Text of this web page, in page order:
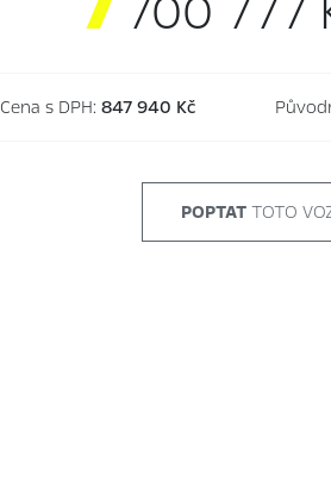
Cena s DPH: 847 940 Kč
POPTAT TOTO